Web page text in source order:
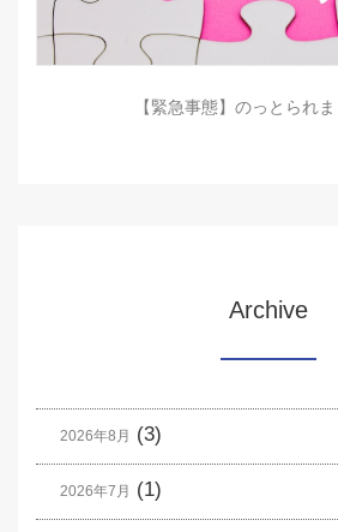
【緊急事態】のっとられ
Archive
2026年8月 (3)
2026年7月 (1)